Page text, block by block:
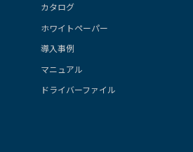
カタログ
ホワイトペーパー
導入事例
マニュアル
ドライバーファイル